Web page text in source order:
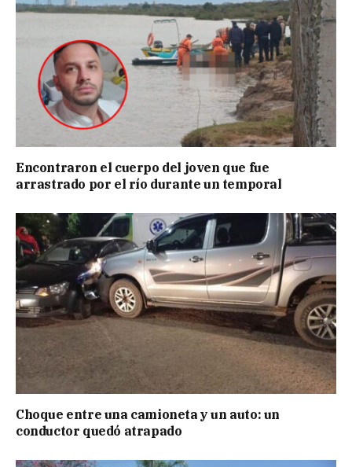
Encontraron el cuerpo del joven que fue
arrastrado por el río durante un temporal
Choque entre una camioneta y un auto: un
conductor quedó atrapado